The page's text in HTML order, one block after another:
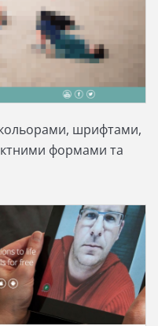
шрифтами,
формами та